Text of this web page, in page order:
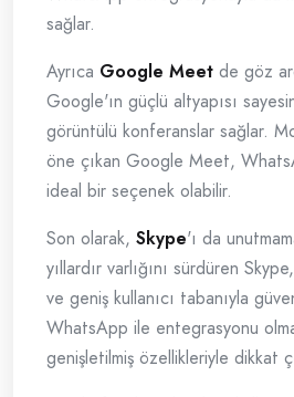
sağlar.
Ayrıca Google Meet de göz
Google'ın güçlü altyapısı
görüntülü konferanslar sağlar.
öne çıkan Google Meet,
ideal bir seçenek olabilir.
Son olarak, Skype'ı da
yıllardır varlığını sürdüren
ve geniş kullanıcı tabanıyla
WhatsApp ile entegrasyonu
genişletilmiş özellikleriyle dikkat